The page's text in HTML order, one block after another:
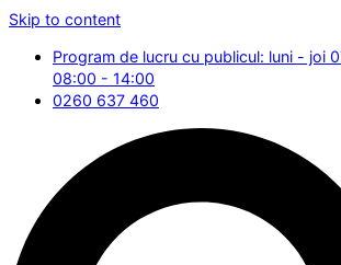
Skip to content
Program de lucru cu publicul: luni - joi
08:00 - 14:00
0260 637 460